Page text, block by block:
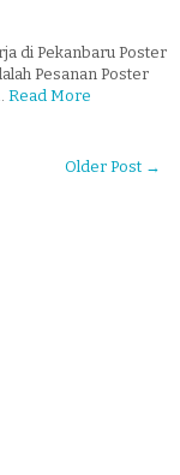
di Pekanbaru Poster
Pesanan Poster
Read More
Older Post →